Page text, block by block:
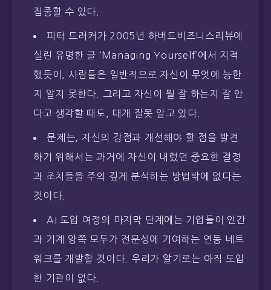
집중할 수 있다.
피터 드러커가 2005년 하버드비즈니스리뷰에
실린 유명한 글 ‘Managing Yourself’에서 지적
했듯이, 사람들은 일반적으로 자신이 무엇에 능한
지 알지 못한다. 그리고 자신이 뭘 잘 하는지 잘 안
다고 생각할 때도, 대개 잘못 알고 있다.
문제는, 자신의 강점과 개선해야 할 점을 발견
하기 위해서는 과거에 자신이 내렸던 중요한 결정
과 조치들을 주의 깊게 분석하는 방법밖에 없다는
것이다.
AI 도입 여정의 마지막 단계에는 기업들이 인간
과 기계 양쪽 모두가 전문성에 기여하는 연동 네트
워크를 개발할 것이다. 우리가 알기로는 아직 도입
한 기관이 없다.